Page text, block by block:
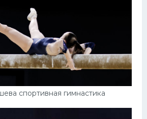
спортивная гимнастика